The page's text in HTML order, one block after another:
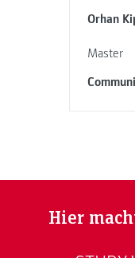
Orhan
Master
Hier